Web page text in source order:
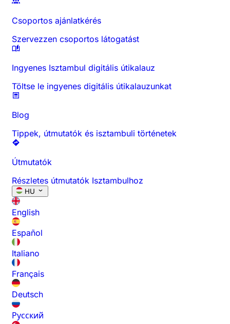
Csoportos ajánlatkérés
Szervezzen csoportos látogatást
Ingyenes Isztambul digitális útikalauz
Töltse le ingyenes digitális útikalauzunkat
Blog
Tippek, útmutatók és isztambuli történetek
Útmutatók
Részletes útmutatók Isztambulhoz
HU
English
Español
Italiano
Français
Deutsch
Русский